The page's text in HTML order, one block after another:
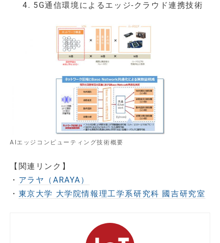
5G通信環境によるエッジ-クラウド連携技術
AIエッジコンピューティング技術概要
【関連リンク】
・ アラヤ（ARAYA）
・ 東京大学 大学院情報理工学系研究科 國吉研究室